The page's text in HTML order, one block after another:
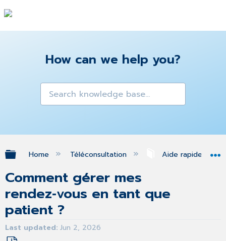
How can we help you?
Expand/collapse global hierarchy
Home Téléconsultation Aide rapide
Comment gérer mes
rendez‑vous en tant que
patient ?
Last updated Jun 2, 2026